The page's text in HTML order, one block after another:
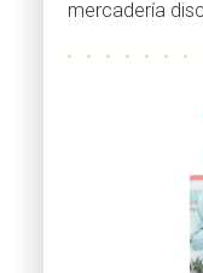
mercadería